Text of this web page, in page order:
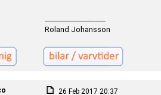
Roland Johansson
26 Feb 2017 20:37